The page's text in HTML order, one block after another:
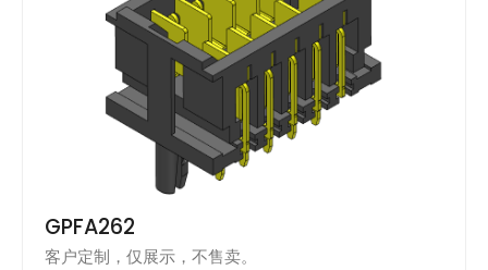
GPFA262
客户定制，仅展示，不售卖。